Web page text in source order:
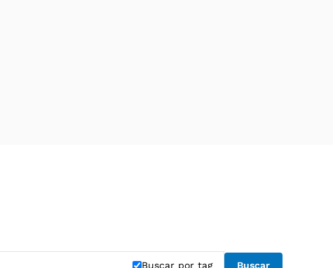
Buscar por tag Buscar